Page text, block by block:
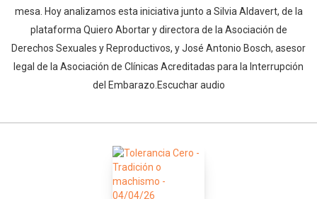
mesa. Hoy analizamos esta iniciativa junto a Silvia Aldavert, de la
plataforma Quiero Abortar y directora de la Asociación de
Derechos Sexuales y Reproductivos, y José Antonio Bosch, asesor
legal de la Asociación de Clínicas Acreditadas para la Interrupción
del Embarazo.Escuchar audio